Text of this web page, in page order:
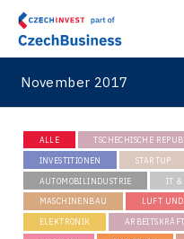
November 2017
ALLE TSCHECHISCHE
INVESTITIONEN STARTUP
AUTOMOBILINDUSTRIE IT &
MASCHINENBAU LUFT
ELEKTRONIK